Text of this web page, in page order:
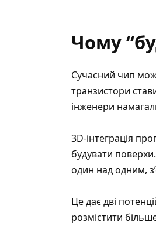
Чому
Сучасний чип
транзистори
інженери
3D-інтеграція
будувати
один над одним,
Це дає дві
розмістити